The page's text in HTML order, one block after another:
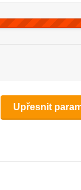
Upřesnit